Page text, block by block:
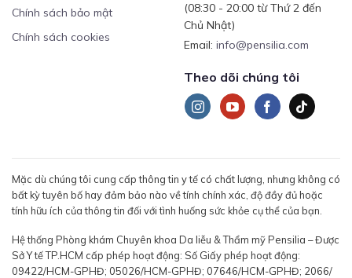
Chính sách bảo mật
Chính sách cookies
(08:30 - 20:00 từ Thứ 2 đến
Chủ Nhật)
Email: info@pensilia.com
Theo dõi chúng tôi
Mặc dù chúng tôi cung cấp thông tin y tế có chất lượng, nhưng không có
bất kỳ tuyên bố hay đảm bảo nào về tính chính xác, độ đầy đủ hoặc
tính hữu ích của thông tin đối với tình huống sức khỏe cụ thể của bạn.
Hệ thống Phòng khám Chuyên khoa Da liễu & Thẩm mỹ Pensilia – Được
Sở Y tế TP.HCM cấp phép hoạt động: Số Giấy phép hoạt động:
09422/HCM-GPHĐ; 05026/HCM-GPHĐ; 07646/HCM-GPHĐ; 2066/